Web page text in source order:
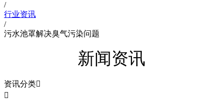
/
行业资讯
/
污水池罩解决臭气污染问题
新闻资讯
资讯分类
